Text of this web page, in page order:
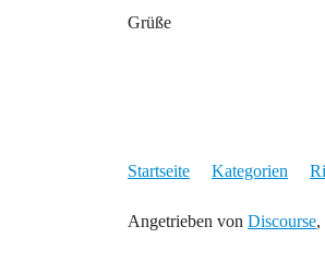
Grüße
Startseite Kategorien
Angetrieben von Discourse,